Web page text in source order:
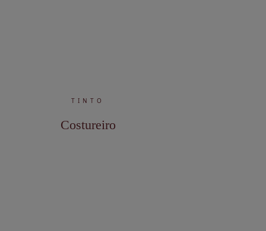
TINTO
Costureiro